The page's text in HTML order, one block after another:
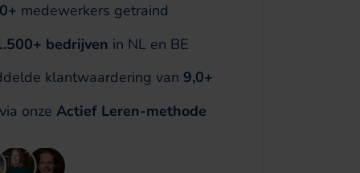
medewerkers getraind
bedrijven in NL en BE
klantwaardering van 9,0+
onze Actief Leren-methode